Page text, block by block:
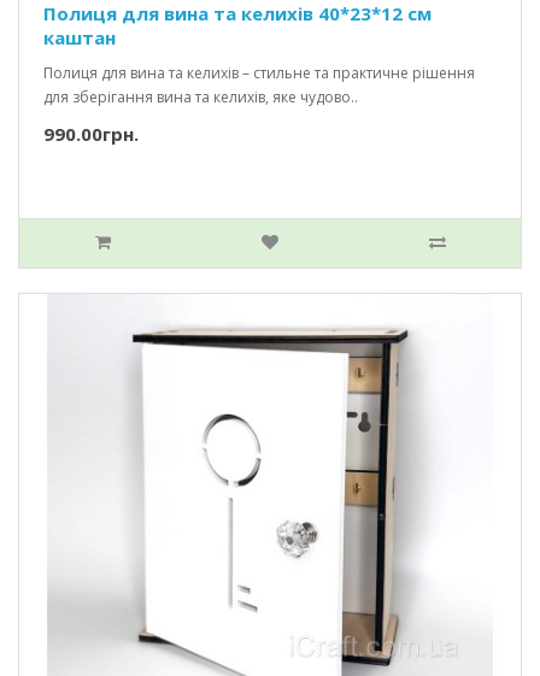
Полиця для вина та келихів 40*23*12 см
каштан
Полиця для вина та келихів – стильне та практичне рішення
для зберігання вина та келихів, яке чудово..
990.00грн.